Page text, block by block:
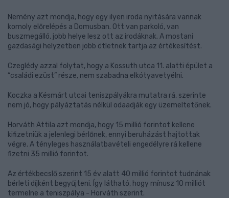
Nemény azt mondja, hogy egy ilyen iroda nyitására vannak
komoly előrelépés a Domusban. Ott van parkoló, van
buszmegálló, jobb helye lesz ott az irodáknak. A mostani
gazdasági helyzetben jobb ötletnek tartja az értékesítést.
Czeglédy azzal folytat, hogy a Kossuth utca 11. alatti épület a
“családi ezüst” része, nem szabadna elkótyavetyélni.
Koczka a Késmárt utcai teniszpályákra mutatra rá, szerinte
nem jó, hogy pályáztatás nélkül odaadják egy üzemeltetőnek.
Horváth Attila azt mondja, hogy 15 millió forintot kellene
kifizetniük a jelenlegi bérlőnek, ennyi beruházást hajtottak
végre. A tényleges használatbavételi engedélyre rá kellene
fizetni 35 millió forintot.
Az értékbecslő szerint 15 év alatt 40 millió forintot tudnának
bérleti díjként begyűjteni. Így látható, hogy mínusz 10 milliót
termelne a teniszpálya - Horváth szerint.